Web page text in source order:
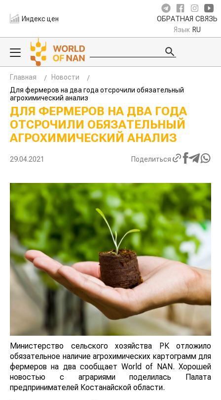
Индекс цен ОБРАТНАЯ СВЯЗЬ
Язык RU
Главная
Новости
Для фермеров на два года отсрочили обязательный
агрохимический анализ
ДЛЯ ФЕРМЕРОВ НА ДВА ГОДА
ОТСРОЧИЛИ ОБЯЗАТЕЛЬНЫЙ
АГРОХИМИЧЕСКИЙ АНАЛИЗ
29.04.2021 Поделиться
Министерство сельского хозяйства РК отложило
обязательное наличие агрохимических картограмм для
фермеров на два сообщает World of NAN. Хорошей
новостью с аграриями поделилась Палата
предпринимателей Костанайской области.